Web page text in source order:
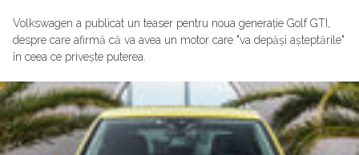
Volkswagen a publicat un teaser pentru noua generație Golf GTI,
despre care afirmă că va avea un motor care "va depăși așteptările"
în ceea ce privește puterea.